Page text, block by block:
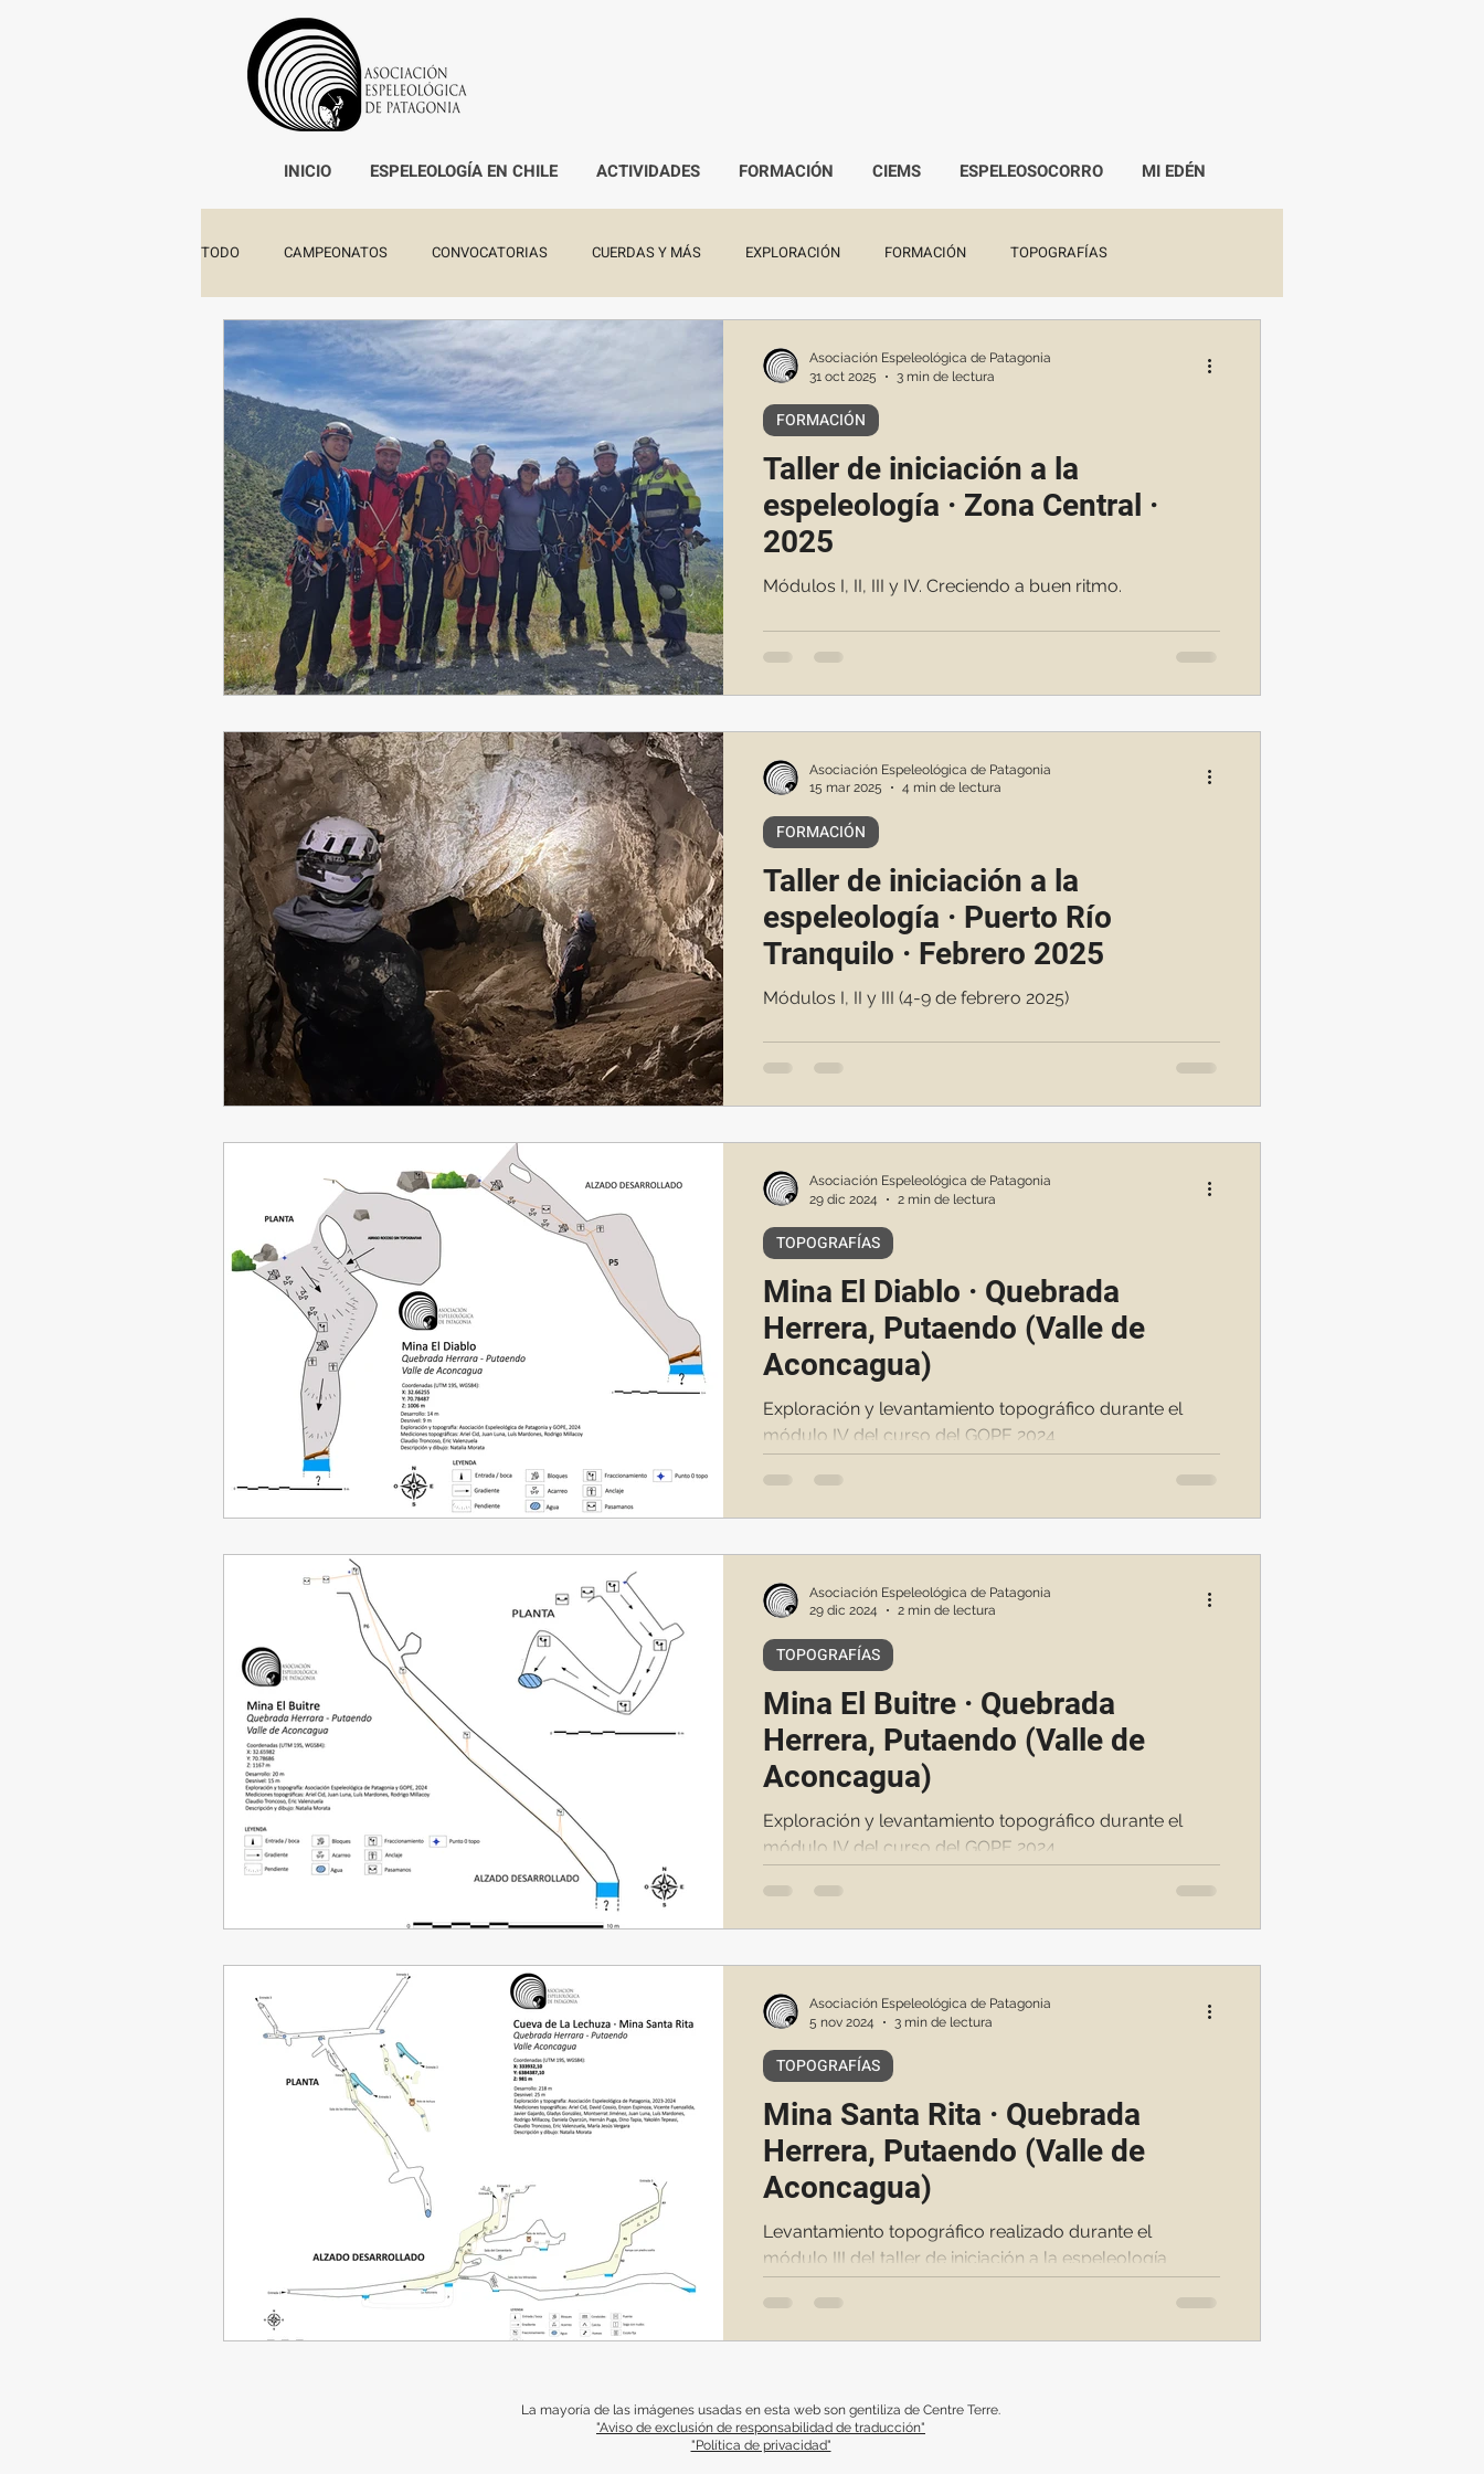
INICIO ESPELEOLOGÍA EN CHILE ACTIVIDADES FORMACIÓN CIEMS ESPELEOSOCORRO MI EDÉN
TODO CAMPEONATOS CONVOCATORIAS CUERDAS Y MÁS EXPLORACIÓN FORMACIÓN TOPOGRAFÍAS
Taller de iniciación a la
espeleología · Zona Central ·
2025
Módulos I, II, III y IV. Creciendo a buen ritmo.
FORMACIÓN
Asociación Espeleológica de Patagonia
31 oct 2025
3 min de lectura
Taller de iniciación a la
espeleología · Puerto Río
Tranquilo · Febrero 2025
Módulos I, II y III (4-9 de febrero 2025)
FORMACIÓN
Asociación Espeleológica de Patagonia
15 mar 2025
4 min de lectura
Mina El Diablo · Quebrada
Herrera, Putaendo (Valle de
Aconcagua)
Exploración y levantamiento topográfico durante el
módulo IV del curso del GOPE 2024
TOPOGRAFÍAS
Asociación Espeleológica de Patagonia
29 dic 2024
2 min de lectura
Mina El Buitre · Quebrada
Herrera, Putaendo (Valle de
Aconcagua)
Exploración y levantamiento topográfico durante el
módulo IV del curso del GOPE 2024
TOPOGRAFÍAS
Asociación Espeleológica de Patagonia
29 dic 2024
2 min de lectura
Mina Santa Rita · Quebrada
Herrera, Putaendo (Valle de
Aconcagua)
Levantamiento topográfico realizado durante el
módulo III del taller de iniciación a la espeleología
TOPOGRAFÍAS
Asociación Espeleológica de Patagonia
5 nov 2024
3 min de lectura
La mayoría de las imágenes usadas en esta web son gentiliza de Centre Terre.
"Aviso de exclusión de responsabilidad de traducción"
"Política de privacidad"